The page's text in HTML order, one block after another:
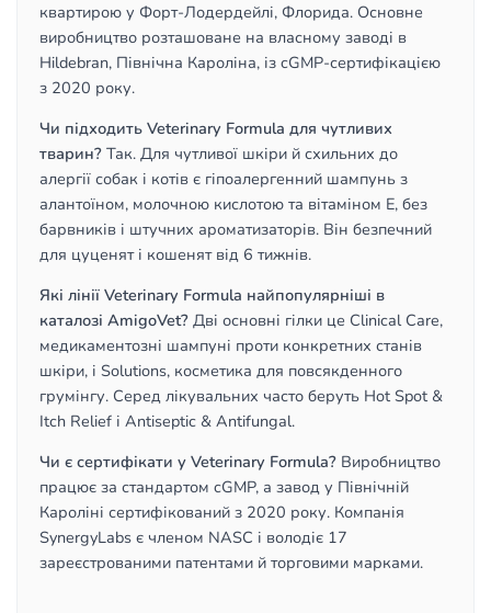
квартирою у Форт-Лодердейлі, Флорида. Основне
виробництво розташоване на власному заводі в
Hildebran, Північна Кароліна, із cGMP-сертифікацією
з 2020 року.
Чи підходить Veterinary Formula для чутливих
тварин? Так. Для чутливої шкіри й схильних до
алергії собак і котів є гіпоалергенний шампунь з
алантоїном, молочною кислотою та вітаміном E, без
барвників і штучних ароматизаторів. Він безпечний
для цуценят і кошенят від 6 тижнів.
Які лінії Veterinary Formula найпопулярніші в
каталозі AmigoVet? Дві основні гілки це Clinical Care,
медикаментозні шампуні проти конкретних станів
шкіри, і Solutions, косметика для повсякденного
грумінгу. Серед лікувальних часто беруть Hot Spot &
Itch Relief і Antiseptic & Antifungal.
Чи є сертифікати у Veterinary Formula? Виробництво
працює за стандартом cGMP, а завод у Північній
Кароліні сертифікований з 2020 року. Компанія
SynergyLabs є членом NASC і володіє 17
зареєстрованими патентами й торговими марками.